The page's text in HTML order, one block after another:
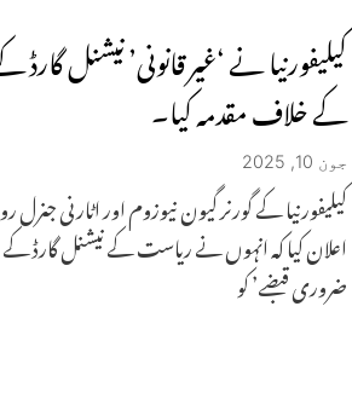
کیلیفورنیا نے ‘غیر قانونی’ نیشنل
کے خلاف مقدمہ کیا۔
جون 10, 2025
کیلیفورنیا کے گورنر گیون نیوزوم اور اٹارنی جنرل
اعلان کیا کہ انہوں نے ریاست کے نیشنل گارڈ کے
ضروری قبضے’ کو